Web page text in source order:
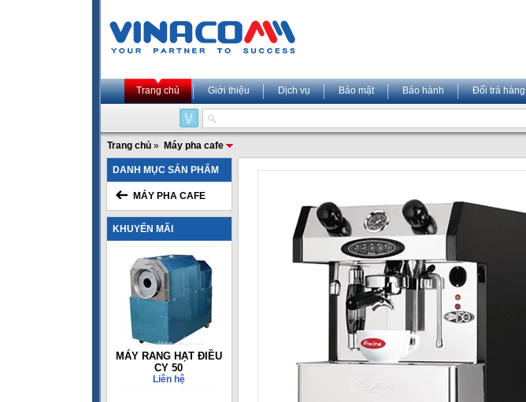
Trang chủ Giới thiệu Dịch vụ Bảo mật Bảo hành Đổi trả hàng
Trang chủ » Máy pha cafe
DANH MỤC SẢN PHẨM
MÁY PHA CAFE
KHUYẾN MÃI
MÁY RANG HẠT ĐIỀU
CY 50
Liên hệ